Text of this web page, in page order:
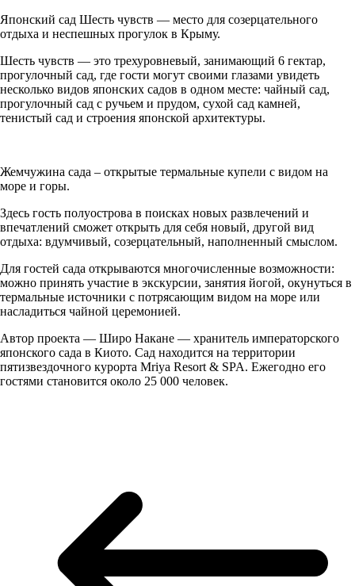
Японский сад Шесть чувств — место для созерцательного
отдыха и неспешных прогулок в Крыму.
Шесть чувств — это трехуровневый, занимающий 6 гектар,
прогулочный сад, где гости могут своими глазами увидеть
несколько видов японских садов в одном месте: чайный сад,
прогулочный сад с ручьем и прудом, сухой сад камней,
тенистый сад и строения японской архитектуры.
Жемчужина сада – открытые термальные купели с видом на
море и горы.
Здесь гость полуострова в поисках новых развлечений и
впечатлений сможет открыть для себя новый, другой вид
отдыха: вдумчивый, созерцательный, наполненный смыслом.
Для гостей сада открываются многочисленные возможности:
можно принять участие в экскурсии, занятия йогой, окунуться в
термальные источники с потрясающим видом на море или
насладиться чайной церемонией.
Автор проекта — Широ Накане — хранитель императорского
японского сада в Киото. Сад находится на территории
пятизвездочного курорта Mriya Resort & SPA. Ежегодно его
гостями становится около 25 000 человек.